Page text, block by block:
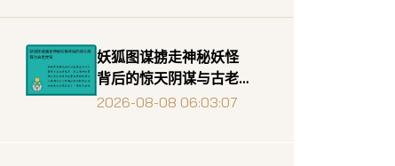
妖狐图谋掳走神秘妖怪
背后的惊天阴谋与古老
传说
2026-08-08 06:03:07